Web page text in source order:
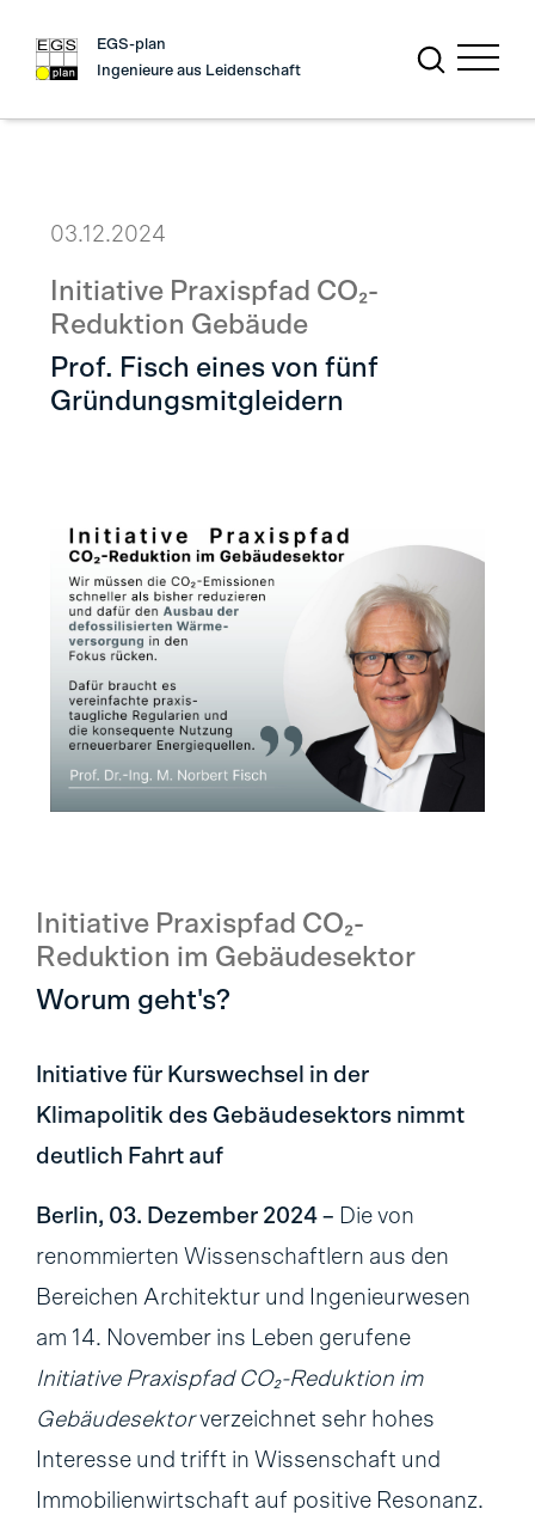
EGS-plan
Ingenieure aus Leidenschaft
03.12.2024
Initiative Praxispfad CO₂-
Reduktion Gebäude
Prof. Fisch eines von fünf
Gründungsmitgleidern
Initiative Praxispfad CO₂-
Reduktion im Gebäudesektor
Worum geht's?
Initiative für Kurswechsel in der
Klimapolitik des Gebäudesektors nimmt
deutlich Fahrt auf
Berlin, 03. Dezember 2024 – Die von
renommierten Wissenschaftlern aus den
Bereichen Architektur und Ingenieurwesen
am 14. November ins Leben gerufene
Initiative Praxispfad CO₂-Reduktion im
Gebäudesektorverzeichnet sehr hohes
Interesse und trifft in Wissenschaft und
Immobilienwirtschaft auf positive Resonanz.